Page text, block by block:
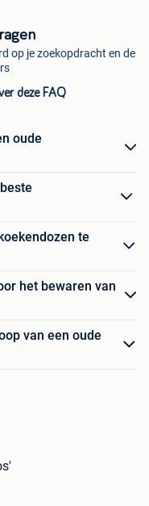
op je zoekopdracht en de
deze FAQ
oude
te
het bewaren van
van een oude